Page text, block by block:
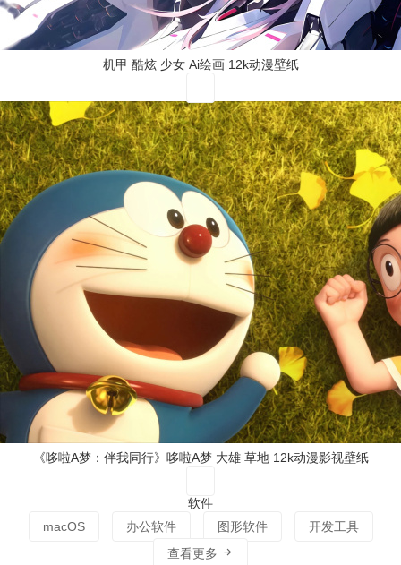
机甲 酷炫 少女 Ai绘画 12k动漫壁纸
《哆啦A梦：伴我同行》哆啦A梦 大雄 草地 12k动漫影视壁纸
软件
macOS
办公软件 图形软件
开发工具
查看更多